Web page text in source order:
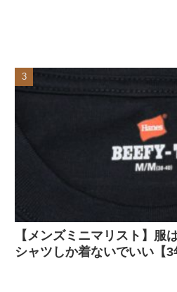
【メンズミニマリスト】服
シャツしか着ないでいい【3